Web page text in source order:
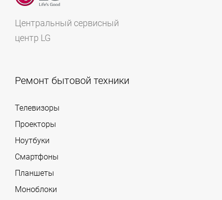
Центральный сервисный
центр LG
Ремонт бытовой техники
Телевизоры
Проекторы
Ноутбуки
Смартфоны
Планшеты
Моноблоки